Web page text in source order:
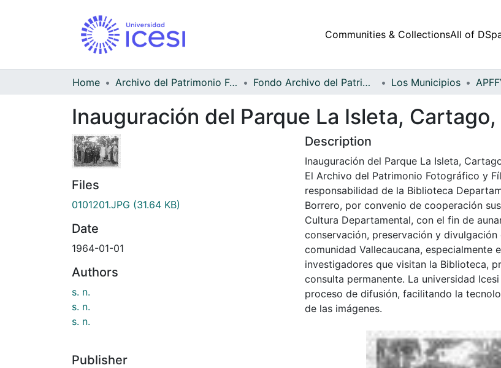
Communities & CollectionsAll of
Home Archivo del Patrimonio Fotográfico y Fílmico del Valle del Cauca Fondo Archivo del Patrimonio Fotográfico y Fílmico del Valle del Cauca Los Municipios
Inauguración del Parque La Isleta,
Files
0101201.JPG (31.64 KB)
Date
1964-01-01
Authors
s. n.
s. n.
s. n.
Publisher
Description
Inauguración del Parque La Isleta,
El Archivo del Patrimonio Fotográfico y
responsabilidad de la Biblioteca
Borrero, por convenio de cooperación
Cultura Departamental, con el fin de
conservación, preservación y
comunidad Vallecaucana, especialmente
investigadores que visitan la Biblioteca,
consulta permanente. La universidad
proceso de difusión, facilitando la
de las imágenes.